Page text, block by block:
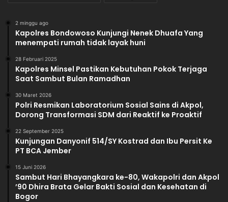
2 minggu ago
Kapolres Bondowoso Kunjungi Nenek Dhuafa Yang
menempati rumah tidak layak huni
28 Februari 2025
Kapolres Minsel Pastikan Kebutuhan Pokok Terjaga
Saat Sambut Bulan Ramadhan
30 Maret 2026
Polri Resmikan Laboratorium Sosial Sains di Akpol,
Dorong Transformasi SDM dari Reaktif ke Proaktif
22 September 2025
Kunjungan Danyonif 514/SY Kostrad dan Ibu Persit Ke
PT BCA Jember
15 Juni 2026
Sambut Hari Bhayangkara ke-80, Wakapolri dan Akpol
’90 Dhira Brata Gelar Bakti Sosial dan Kesehatan di
Bogor